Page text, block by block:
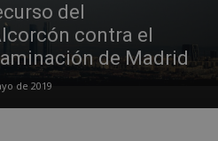
del
contra el
de Madrid
de 2019